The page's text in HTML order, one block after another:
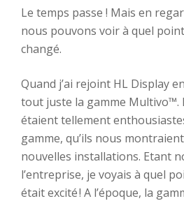
Le temps passe ! Mais en
nous pouvons voir à quel
changé.
Quand j’ai rejoint HL Display
tout juste la gamme Multivo™.
étaient tellement
gamme, qu’ils nous
nouvelles installations. Etant
l’entreprise, je voyais à quel
était excité ! A l’époque, la